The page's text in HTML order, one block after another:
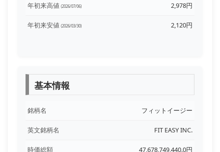
年初来高値 (2026/07/06) 2,978円
年初来安値 (2026/03/30) 2,120円
基本情報
銘柄名 フィットイージー
英文銘柄名 FIT EASY INC.
時価総額 47,678,749,440.0円